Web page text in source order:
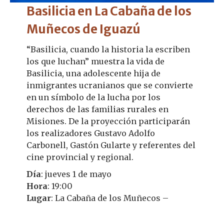
Basilicia en La Cabaña de los
Muñecos de Iguazú
“Basilicia, cuando la historia la escriben
los que luchan” muestra la vida de
Basilicia, una adolescente hija de
inmigrantes ucranianos que se convierte
en un símbolo de la lucha por los
derechos de las familias rurales en
Misiones. De la proyección participarán
los realizadores Gustavo Adolfo
Carbonell, Gastón Gularte y referentes del
cine provincial y regional.
Día: jueves 1 de mayo
Hora: 19:00
Lugar: La Cabaña de los Muñecos –